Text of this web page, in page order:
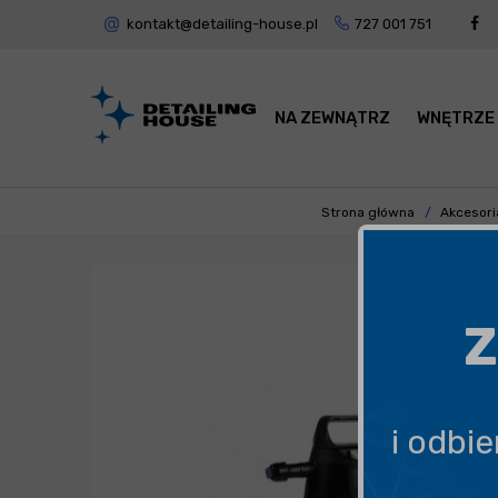
kontakt@detailing-house.pl 727 001 751
NA ZEWNĄTRZ WNĘTRZE
Strona główna
i